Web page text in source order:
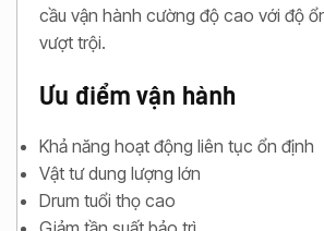
cầu vận hành cường độ cao với độ
vượt trội.
Ưu điểm vận hành
Khả năng hoạt động liên tục ổn định
Vật tư dung lượng lớn
Drum tuổi thọ cao